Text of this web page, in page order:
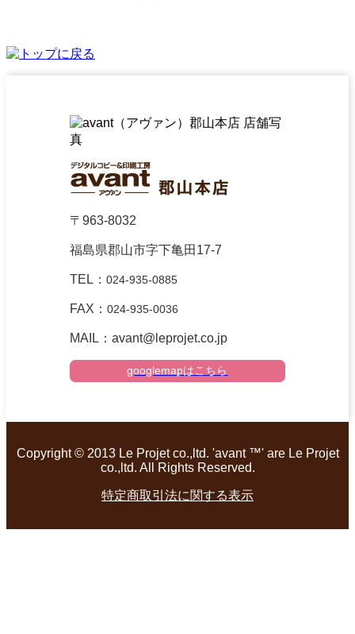
〒963-8032
福島県郡山市字下亀田17-7
TEL： 024-935-0885
FAX： 024-935-0036
MAIL：avant@leprojet.co.jp
googlemapはこちら
Copyright © 2013 Le Projet co.,ltd. 'avant ™' are Le Projet
co.,ltd. All Rights Reserved.
特定商取引法に関する表示